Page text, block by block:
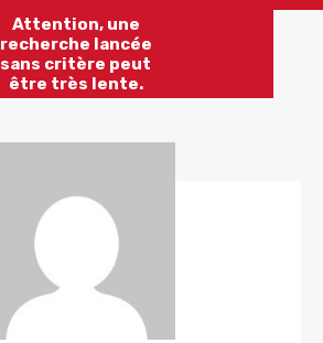
Attention, une
recherche lancée
sans critère peut
être très lente.